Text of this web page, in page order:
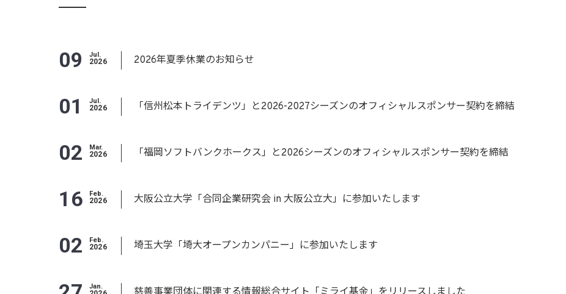
09 Jul.
2026 2026年夏季休業のお知らせ
01 Jul.
2026 「信州松本トライデンツ」と2026-2027シーズンのオフィシャルスポンサー契約を締結
02 Mar.
2026 「福岡ソフトバンクホークス」と2026シーズンのオフィシャルスポンサー契約を締結
16 Feb.
2026 大阪公立大学「合同企業研究会 in 大阪公立大」に参加いたします
02 Feb.
2026 埼玉大学「埼大オープンカンパニー」に参加いたします
Jan.